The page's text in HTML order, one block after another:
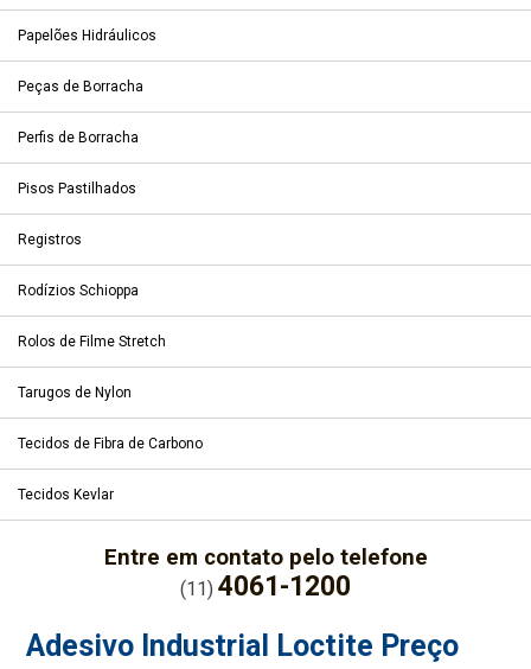
Papelões Hidráulicos
Peças de Borracha
Perfis de Borracha
Pisos Pastilhados
Registros
Rodízios Schioppa
Rolos de Filme Stretch
Tarugos de Nylon
Tecidos de Fibra de Carbono
Tecidos Kevlar
Entre em contato pelo telefone
(11) 4061-1200
Adesivo Industrial Loctite Preço